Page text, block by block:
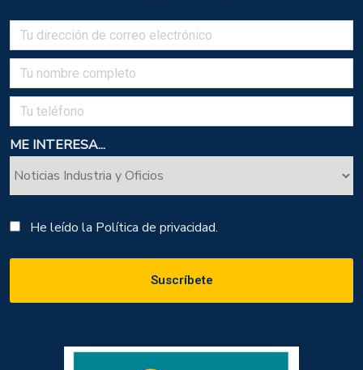
ME INTERESA...
He leído la Política de privacidad.